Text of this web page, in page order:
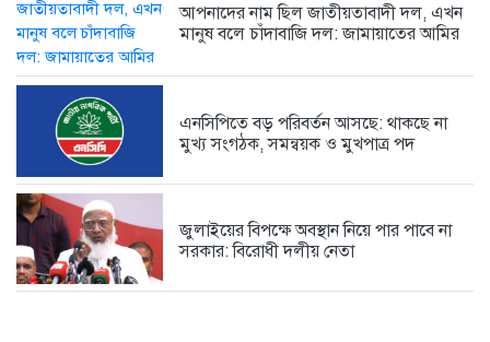
আপনাদের নাম ছিল জাতীয়তাবাদী দল, এখন
মানুষ বলে চাঁদাবাজি দল: জামায়াতের আমির
এনসিপিতে বড় পরিবর্তন আসছে: থাকছে না
মুখ্য সংগঠক, সমন্বয়ক ও মুখপাত্র পদ
জুলাইয়ের বিপক্ষে অবস্থান নিয়ে পার পাবে না
সরকার: বিরোধী দলীয় নেতা